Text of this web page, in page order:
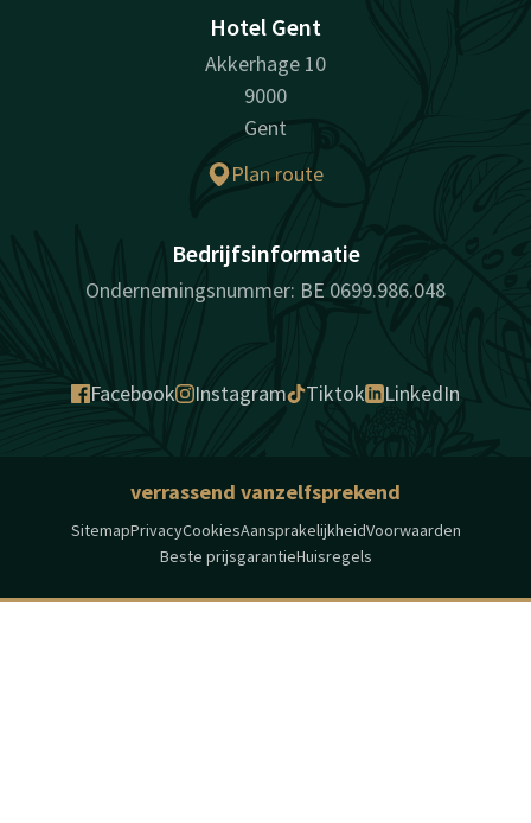
Hotel Gent
Akkerhage 10
9000
Gent
Plan route
Bedrijfsinformatie
Ondernemingsnummer: BE 0699.986.048
Facebook Instagram Tiktok LinkedIn
verrassend vanzelfsprekend
SitemapPrivacyCookiesAansprakelijkheidVoorwaarden
Beste prijsgarantieHuisregels